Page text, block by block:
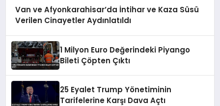
Van ve Afyonkarahisar’da İntihar ve Kaza Süsü
Verilen Cinayetler Aydınlatıldı
1 Milyon Euro Değerindeki Piyango
Bileti Çöpten Çıktı
25 Eyalet Trump Yönetiminin
Tarifelerine Karşı Dava Açtı